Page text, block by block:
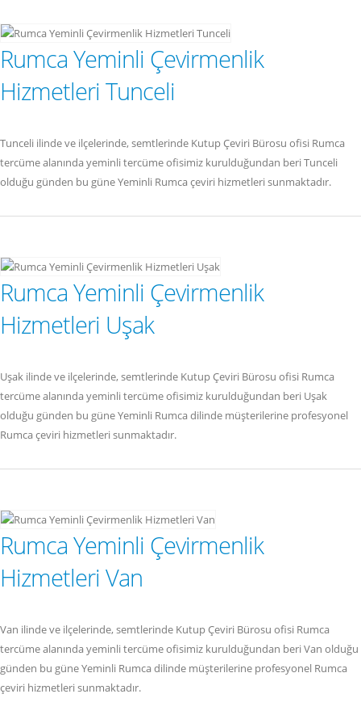
Rumca Yeminli Çevirmenlik
Hizmetleri Tunceli
Tunceli ilinde ve ilçelerinde, semtlerinde Kutup Çeviri Bürosu ofisi Rumca
tercüme alanında yeminli tercüme ofisimiz kurulduğundan beri Tunceli
olduğu günden bu güne Yeminli Rumca çeviri hizmetleri sunmaktadır.
Rumca Yeminli Çevirmenlik
Hizmetleri Uşak
Uşak ilinde ve ilçelerinde, semtlerinde Kutup Çeviri Bürosu ofisi Rumca
tercüme alanında yeminli tercüme ofisimiz kurulduğundan beri Uşak
olduğu günden bu güne Yeminli Rumca dilinde müşterilerine profesyonel
Rumca çeviri hizmetleri sunmaktadır.
Rumca Yeminli Çevirmenlik
Hizmetleri Van
Van ilinde ve ilçelerinde, semtlerinde Kutup Çeviri Bürosu ofisi Rumca
tercüme alanında yeminli tercüme ofisimiz kurulduğundan beri Van olduğu
günden bu güne Yeminli Rumca dilinde müşterilerine profesyonel Rumca
çeviri hizmetleri sunmaktadır.